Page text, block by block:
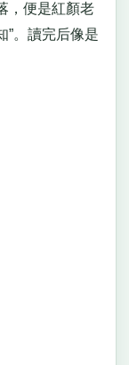
，便是紅顏老
”。讀完后像是